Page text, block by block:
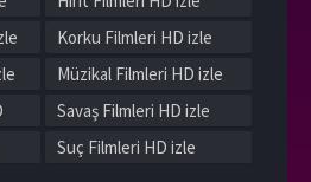
Korku Filmleri HD izle
Müzikal Filmleri HD izle
Savaş Filmleri HD izle
Suç Filmleri HD izle